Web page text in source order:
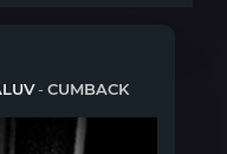
-CUMBACK